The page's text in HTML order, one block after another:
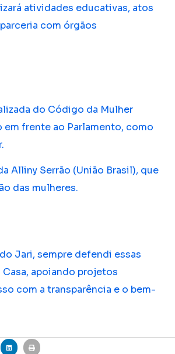
atividades educativas, atos
com órgãos
do Código da Mulher
em frente ao Parlamento, como
Alliny Serrão (União Brasil), que
das mulheres.
Jari, sempre defendi essas
apoiando projetos
com a transparência e o bem-